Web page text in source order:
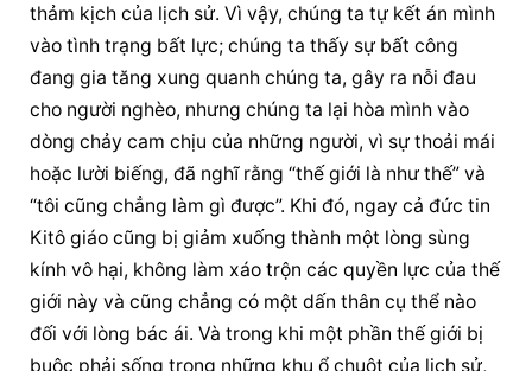
thảm kịch của lịch sử. Vì vậy, chúng ta tự kết án mình
vào tình trạng bất lực; chúng ta thấy sự bất công
đang gia tăng xung quanh chúng ta, gây ra nỗi đau
cho người nghèo, nhưng chúng ta lại hòa mình vào
dòng chảy cam chịu của những người, vì sự thoải mái
hoặc lười biếng, đã nghĩ rằng “thế giới là như thế” và
“tôi cũng chẳng làm gì được”. Khi đó, ngay cả đức tin
Kitô giáo cũng bị giảm xuống thành một lòng sùng
kính vô hại, không làm xáo trộn các quyền lực của thế
giới này và cũng chẳng có một dấn thân cụ thể nào
đối với lòng bác ái. Và trong khi một phần thế giới bị
buộc phải sống trong những khu ổ chuột của lịch sử,